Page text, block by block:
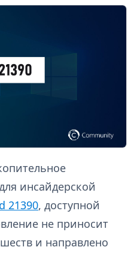
инсайдерской
21390, доступной
не приносит
и направлено